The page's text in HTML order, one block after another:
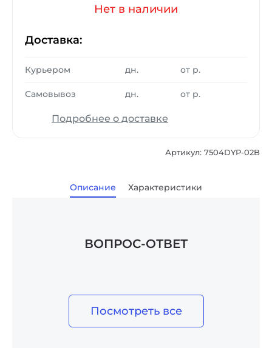
Нет в наличии
Доставка:
Курьером дн. от р.
Самовывоз дн. от р.
Подробнее о доставке
Артикул: 7504DYP-02B
Описание Характеристики
ВОПРОС-ОТВЕТ
Посмотреть все